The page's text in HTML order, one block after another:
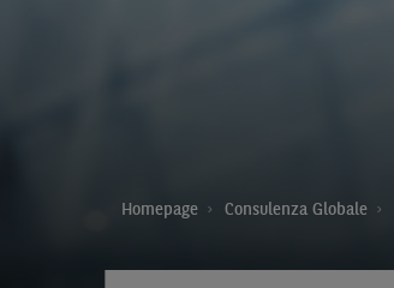
Homepage Consulenza Globale